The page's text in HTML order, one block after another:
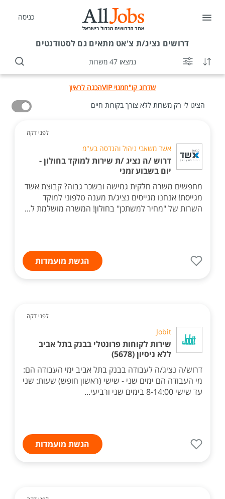
כניסה
דרושים נציג/ת צ'אט מתאים גם לסטודנטים
נמצאו 47 משרות
שדרוג קו"חמנוי VIP
הכנה לראיון
הציגו לי רק משרות ללא צורך בקורות חיים
לפני דקה
אשד משאבי ניהול והנדסה בע"מ
דרוש /ה נציג /ת שירות למוקד בחולון -
יום בשבוע זמני
מחפשים משרה חלקית גמישה ובשכר גבוה? קבוצת אשד
מגייסת! אנחנו מגייסים נציג/ת מענה טלפוני למוקד
השרות של "מחיר למשתכן" בחולון! המשרה מושלמת ל...
הגשת מועמדות
לפני דקה
Jobit
שירות לקוחות פרונטלי בבנק בתל אביב
ללא ניסיון (5678)
דרוש/ה נציג/ה לעבודה בבנק בתל אביב ימי העבודה הם:
מי העבודה הם ימים שני - שישי (ראשון חופש) שעות: שני
עד שישי 8-14:00 בימים שני ורביעי...
הגשת מועמדות